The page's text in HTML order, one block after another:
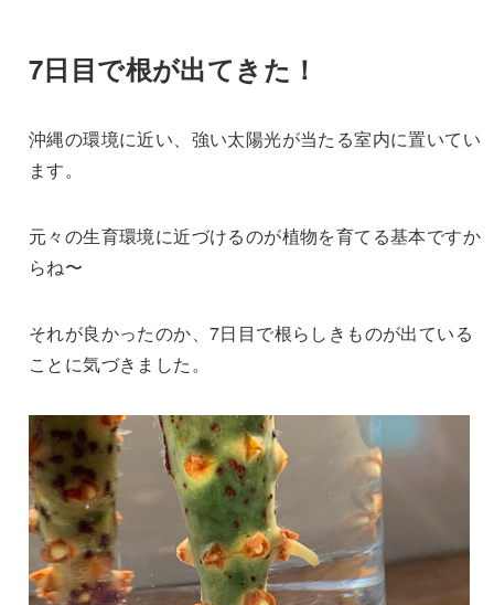
7日目で根が出てきた！
沖縄の環境に近い、強い太陽光が当たる室内に置いてい
ます。
元々の生育環境に近づけるのが植物を育てる基本ですか
らね〜
それが良かったのか、7日目で根らしきものが出ている
ことに気づきました。